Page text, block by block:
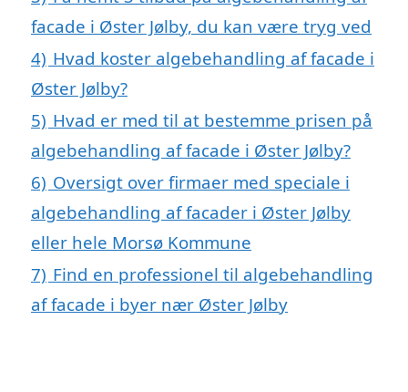
facade i Øster Jølby, du kan være tryg ved
4) Hvad koster algebehandling af facade i
Øster Jølby?
5) Hvad er med til at bestemme prisen på
algebehandling af facade i Øster Jølby?
6) Oversigt over firmaer med speciale i
algebehandling af facader i Øster Jølby
eller hele Morsø Kommune
7) Find en professionel til algebehandling
af facade i byer nær Øster Jølby